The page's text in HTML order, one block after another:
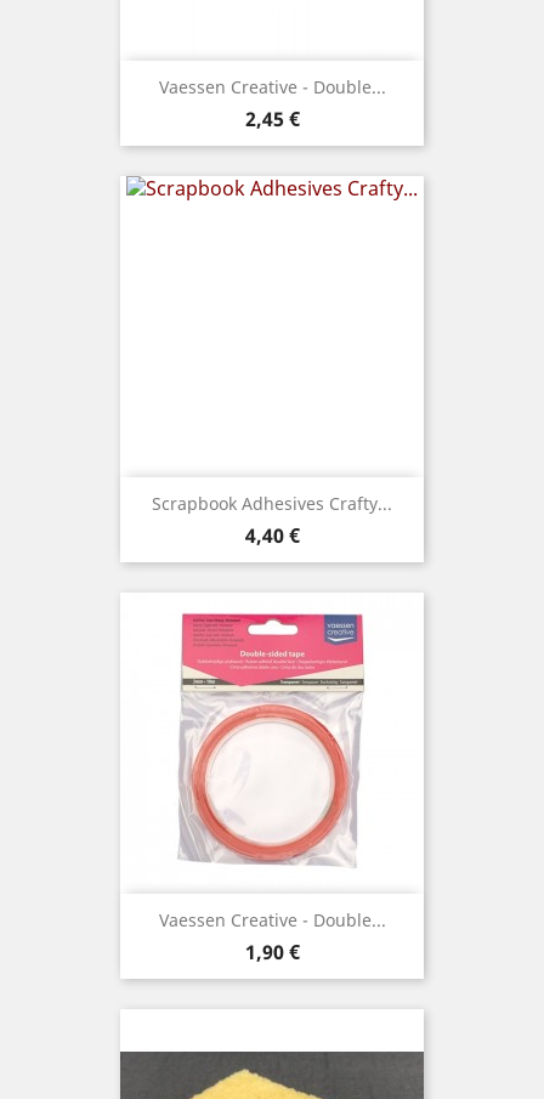
Vaessen Creative - Double...
Prix
2,45 €
Scrapbook Adhesives Crafty...
Prix
4,40 €
Vaessen Creative - Double...
Prix
1,90 €